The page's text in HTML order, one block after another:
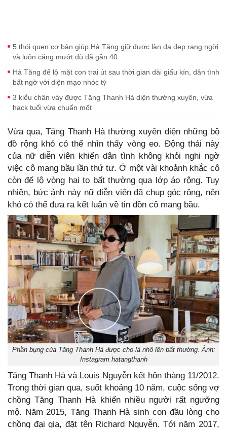
5 thói quen cơ bản giúp Hà Tăng giữ được làn da đẹp rạng ngời
và luôn căng mướt dù đã gần 40
Hà Tăng để lộ mặt con trai út sau thời gian dài giấu kín, dân tình
bất ngờ với diện mạo nhóc tỳ
3 kiểu chân váy được Tăng Thanh Hà diện thường xuyên, vừa
hack tuổi vừa chuẩn mốt
Vừa qua, Tăng Thanh Hà thường xuyên diện những bộ
đồ rộng khó có thể nhìn thấy vòng eo. Động thái này
của nữ diễn viên khiến dân tình không khỏi nghi ngờ
việc cô mang bầu lần thứ tư. Ở một vài khoảnh khắc cô
còn để lộ vòng hai to bất thường qua lớp áo rộng. Tuy
nhiên, bức ảnh này nữ diễn viên đã chụp góc rộng, nên
khó có thể đưa ra kết luận về tin đồn cô mang bầu.
Phần bụng của Tăng Thanh Hà được cho là nhô lên bất thường. Ảnh:
Instagram hatangthanh
Tăng Thanh Hà và Louis Nguyễn kết hôn tháng 11/2012.
Trong thời gian qua, suốt khoảng 10 năm, cuộc sống vợ
chồng Tăng Thanh Hà khiến nhiều người rất ngưỡng
mộ. Năm 2015, Tăng Thanh Hà sinh con đầu lòng cho
chồng đại gia, đặt tên Richard Nguyễn. Tới năm 2017,